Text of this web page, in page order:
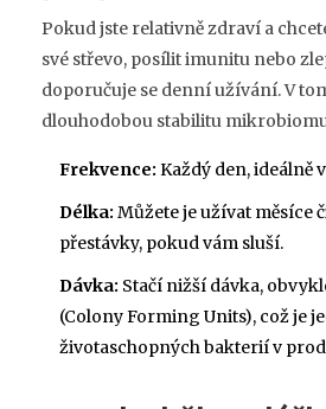
Pokud jste relativně zdraví a
své střevo, posílit imunitu nebo
doporučuje se denní užívání. V
dlouhodobou stabilitu
Frekvence: Každý den, ideálně
Délka: Můžete je užívat měsíce
přestávky, pokud vám sluší.
Dávka: Stačí nižší dávka,
(Colony Forming Units), což je
životaschopných bakterií v